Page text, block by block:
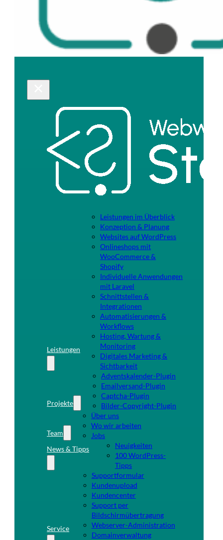
Leistungen
Leistungen im Überblick
Konzeption & Planung
Websites auf WordPress
Onlineshops mit
WooCommerce &
Shopify
Individuelle Anwendungen
mit Laravel
Schnittstellen &
Integrationen
Automatisierungen &
Workflows
Hosting, Wartung &
Monitoring
Digitales Marketing &
Sichtbarkeit
Projekte
Adventskalender-Plugin
Emailversand-Plugin
Captcha-Plugin
Bilder-Copyright-Plugin
Team
Über uns
Wo wir arbeiten
Jobs
News & Tipps
Neuigkeiten
100 WordPress-
Tipps
Service
Supportformular
Kundenupload
Kundencenter
Support per
Bildschirmübertragung
Webserver-Administration
Domainverwaltung